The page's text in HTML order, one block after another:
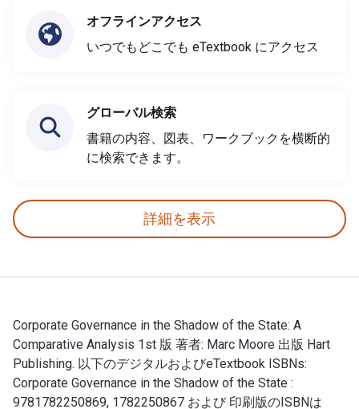
オフラインアクセス
いつでもどこでも eTextbook にアクセス
グローバル検索
書籍の内容、図表、ワークブックを横断的
に検索できます。
詳細を表示
Corporate Governance in the Shadow of the State: A
Comparative Analysis 1st 版 著者: Marc Moore 出版 Hart
Publishing. 以下のデジタルおよびeTextbook ISBNs:
Corporate Governance in the Shadow of the State :
9781782250869, 1782250867 および 印刷版のISBNは